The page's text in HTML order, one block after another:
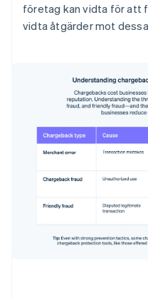
företag kan vidta för att
vidta åtgärder mot